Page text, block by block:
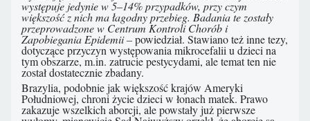
występuje jedynie w 5–14% przypadków, przy czym
większość z nich ma łagodny przebieg. Badania te zostały
przeprowadzone w Centrum Kontroli Chorób i
Zapobiegania Epidemii –powiedział. Stawiano też inne tezy,
dotyczące przyczyn występowania mikrocefalii u dzieci na
tym obszarze, m.in. zatrucie pestycydami, ale temat ten nie
został dostatecznie zbadany.
Brazylia, podobnie jak większość krajów Ameryki
Południowej, chroni życie dzieci w łonach matek. Prawo
zakazuje wszelkich aborcji, ale powstały już pierwsze